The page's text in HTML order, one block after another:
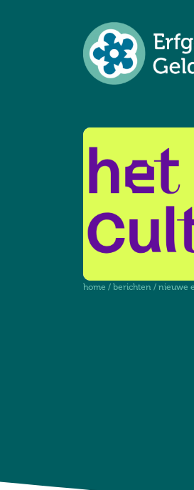
home / berichten / nieuwe